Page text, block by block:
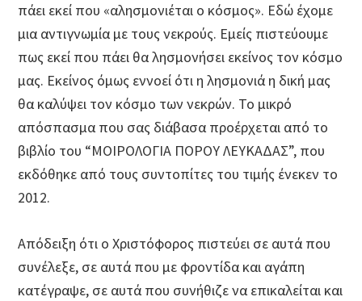
πάει εκεί που «αλησμονιέται ο κόσμος». Εδώ έχομε
μια αντιγνωμία με τους νεκρούς. Εμείς πιστεύουμε
πως εκεί που πάει θα λησμονήσει εκείνος τον κόσμο
μας. Εκείνος όμως εννοεί ότι η λησμονιά η δική μας
θα καλύψει τον κόσμο των νεκρών. Το μικρό
απόσπασμα που σας διάβασα προέρχεται από το
βιβλίο του “ΜΟΙΡΟΛΟΓΙΑ ΠΟΡΟΥ ΛΕΥΚΑΔΑΣ”, που
εκδόθηκε από τους συντοπίτες του τιμής ένεκεν το
2012.
Απόδειξη ότι ο Χριστόφορος πιστεύει σε αυτά που
συνέλεξε, σε αυτά που με φροντίδα και αγάπη
κατέγραψε, σε αυτά που συνήθιζε να επικαλείται και